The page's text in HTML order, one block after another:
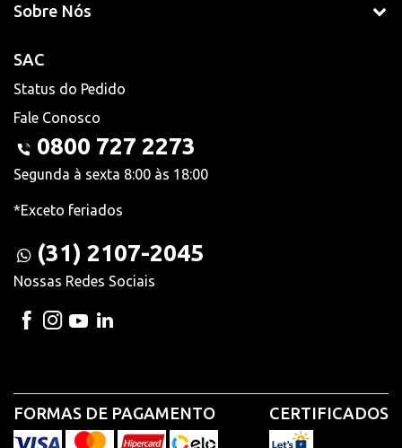
Sobre Nós
SAC
Status do Pedido
Fale Conosco
0800 727 2273
Segunda à sexta 8:00 às 18:00
*Exceto feriados
(31) 2107-2045
Nossas Redes Sociais
FORMAS DE PAGAMENTO CERTIFICADOS